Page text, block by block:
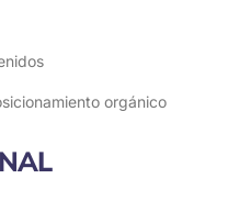
orgánico